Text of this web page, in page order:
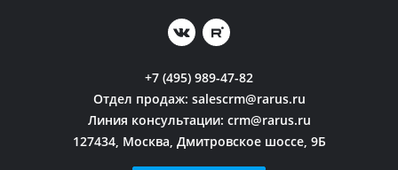
+7 (495) 989-47-82
Отдел продаж: salescrm@rarus.ru
Линия консультации: crm@rarus.ru
127434, Москва, Дмитровское шоссе, 9Б